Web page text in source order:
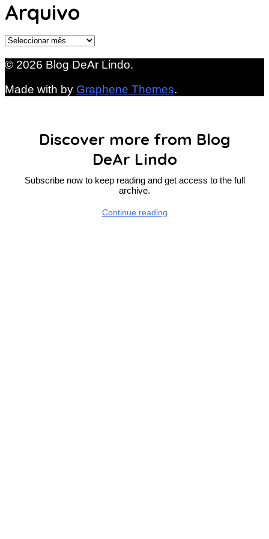
Arquivo
Arquivo
© 2026 Blog DeAr Lindo.
Made with by Graphene Themes.
Discover more from Blog
DeAr Lindo
Subscribe now to keep reading and get access to the full
archive.
Continue reading